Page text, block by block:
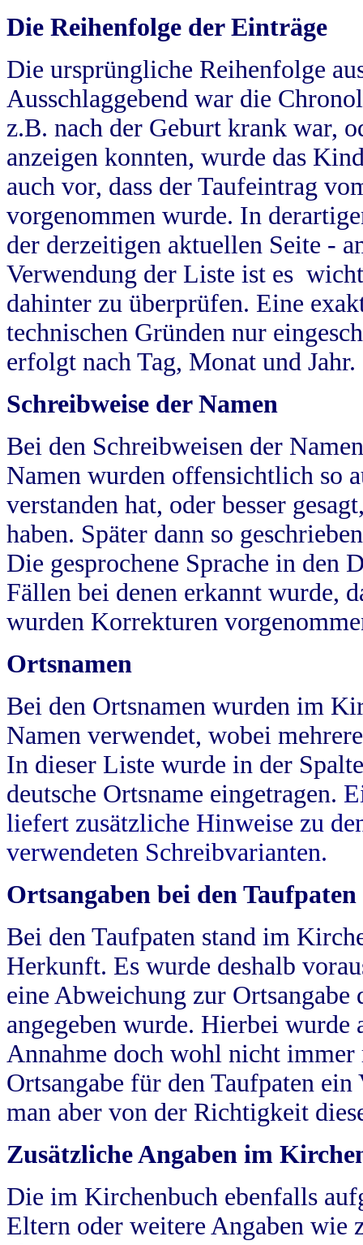
Die Reihenfolge der Einträge
Die ursprüngliche Reihenfolge
Ausschlaggebend war die
z.B. nach der Geburt krank war,
anzeigen konnten, wurde das
auch vor, dass der Taufeintrag
vorgenommen wurde. In
der derzeitigen aktuellen Seite -
Verwendung der Liste ist es
dahinter zu überprüfen. Eine
technischen Gründen nur
erfolgt nach Tag, Monat und Jahr.
Schreibweise der Namen
Bei den Schreibweisen der
Namen wurden offensichtlich so
verstanden hat, oder besser
haben. Später dann so
Die gesprochene Sprache in
Fällen bei denen erkannt wurde,
wurden Korrekturen
Ortsnamen
Bei den Ortsnamen wurden im
Namen verwendet, wobei
In dieser Liste wurde in der
deutsche Ortsname eingetragen.
liefert zusätzliche Hinweise zu
verwendeten Schreibvarianten.
Ortsangaben bei den Taufpaten
Bei den Taufpaten stand im
Herkunft. Es wurde deshalb
eine Abweichung zur
angegeben wurde. Hierbei wurde
Annahme doch wohl nicht
Ortsangabe für den Taufpaten
man aber von der Richtigkeit
Zusätzliche Angaben im
Die im Kirchenbuch ebenfalls
Eltern oder weitere Angaben wie